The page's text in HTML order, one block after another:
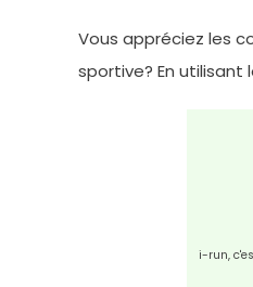
Vous appréciez les
sportive? En
i-run,